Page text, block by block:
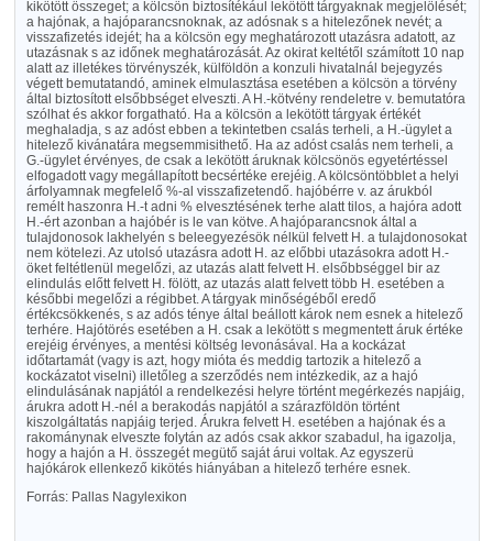
kikötött összeget; a kölcsön biztosítékául lekötött tárgyaknak megjelölését;
a hajónak, a hajóparancsnoknak, az adósnak s a hitelezőnek nevét; a
visszafizetés idejét; ha a kölcsön egy meghatározott utazásra adatott, az
utazásnak s az időnek meghatározását. Az okirat keltétől számított 10 nap
alatt az illetékes törvényszék, külföldön a konzuli hivatalnál bejegyzés
végett bemutatandó, aminek elmulasztása esetében a kölcsön a törvény
által biztosított elsőbbséget elveszti. A H.-kötvény rendeletre v. bemutatóra
szólhat és akkor forgatható. Ha a kölcsön a lekötött tárgyak értékét
meghaladja, s az adóst ebben a tekintetben csalás terheli, a H.-ügylet a
hitelező kivánatára megsemmisithető. Ha az adóst csalás nem terheli, a
G.-ügylet érvényes, de csak a lekötött áruknak kölcsönös egyetértéssel
elfogadott vagy megállapított becsértéke erejéig. A kölcsöntöbblet a helyi
árfolyamnak megfelelő %-al visszafizetendő. hajóbérre v. az árukból
remélt haszonra H.-t adni % elvesztésének terhe alatt tilos, a hajóra adott
H.-ért azonban a hajóbér is le van kötve. A hajóparancsnok által a
tulajdonosok lakhelyén s beleegyezésök nélkül felvett H. a tulajdonosokat
nem kötelezi. Az utolsó utazásra adott H. az előbbi utazásokra adott H.-
öket feltétlenül megelőzi, az utazás alatt felvett H. elsőbbséggel bir az
elindulás előtt felvett H. fölött, az utazás alatt felvett több H. esetében a
későbbi megelőzi a régibbet. A tárgyak minőségéből eredő
értékcsökkenés, s az adós ténye által beállott károk nem esnek a hitelező
terhére. Hajótörés esetében a H. csak a lekötött s megmentett áruk értéke
erejéig érvényes, a mentési költség levonásával. Ha a kockázat
időtartamát (vagy is azt, hogy mióta és meddig tartozik a hitelező a
kockázatot viselni) illetőleg a szerződés nem intézkedik, az a hajó
elindulásának napjától a rendelkezési helyre történt megérkezés napjáig,
árukra adott H.-nél a berakodás napjától a szárazföldön történt
kiszolgáltatás napjáig terjed. Árukra felvett H. esetében a hajónak és a
rakománynak elveszte folytán az adós csak akkor szabadul, ha igazolja,
hogy a hajón a H. összegét megütő saját árui voltak. Az egyszerü
hajókárok ellenkező kikötés hiányában a hitelező terhére esnek.
Forrás: Pallas Nagylexikon